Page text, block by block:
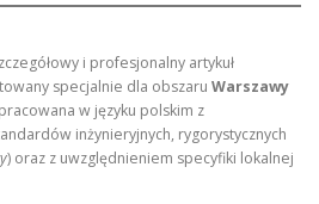
i profesjonalny artykuł
specjalnie dla obszaru Warszawy
w języku polskim z
inżynieryjnych, rygorystycznych
) oraz z uwzględnieniem specyfiki lokalnej